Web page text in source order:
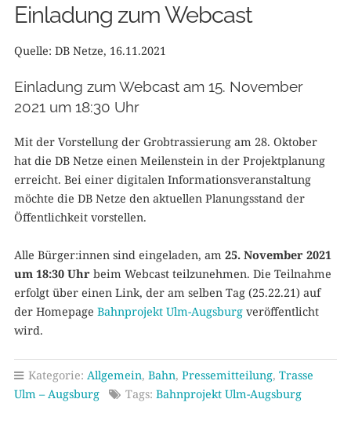
Einladung zum Webcast
Quelle: DB Netze, 16.11.2021
Einladung zum Webcast am 15. November
2021 um 18:30 Uhr
Mit der Vorstellung der Grobtrassierung am 28. Oktober
hat die DB Netze einen Meilenstein in der Projektplanung
erreicht. Bei einer digitalen Informationsveranstaltung
möchte die DB Netze den aktuellen Planungsstand der
Öffentlichkeit vorstellen.
Alle Bürger:innen sind eingeladen, am 25. November 2021
um 18:30 Uhrbeim Webcast teilzunehmen. Die Teilnahme
erfolgt über einen Link, der am selben Tag (25.22.21) auf
der Homepage Bahnprojekt Ulm-Augsburgveröffentlicht
wird.
Kategorie: Allgemein, Bahn, Pressemitteilung, Trasse
Ulm – Augsburg
Tags: Bahnprojekt Ulm-Augsburg